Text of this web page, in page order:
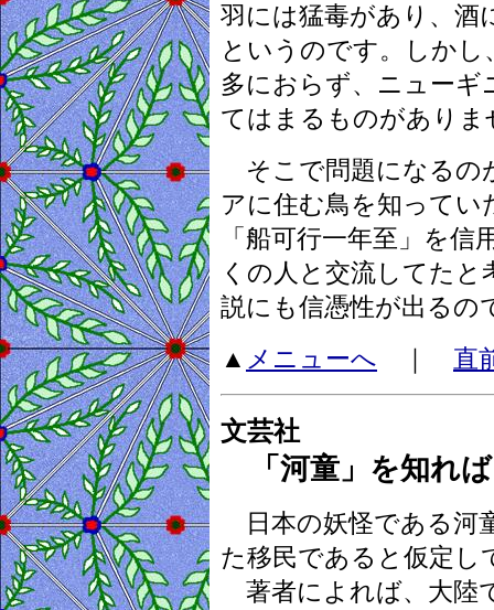
羽には猛毒があり、酒
というのです。しか
多におらず、ニューギ
てはまるものがありま
そこで問題になるの
アに住む鳥を知って
「船可行一年至」を
くの人と交流してた
説にも信憑性が出るの
▲ メニューへ ｜ 直
文芸社
「河童」を知れ
日本の妖怪である河
た移民であると仮定し
著者によれば、大陸